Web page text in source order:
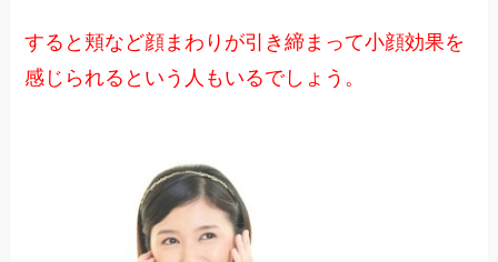
すると頬など顔まわりが引き締まって小顔効果を
感じられるという人もいるでしょう。